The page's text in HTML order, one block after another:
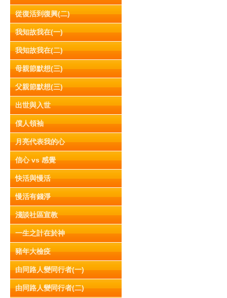
從復活到復興(二)
我知故我在(一)
我知故我在(二)
母親節默想(三)
父親節默想(三)
出世與入世
僕人領袖
月亮代表我的心
信心 vs 感覺
快活與慢活
慢活有錢淨
淺談社區宣教
一生之計在於神
豬年大檢疫
由同路人變同行者(一)
由同路人變同行者(二)